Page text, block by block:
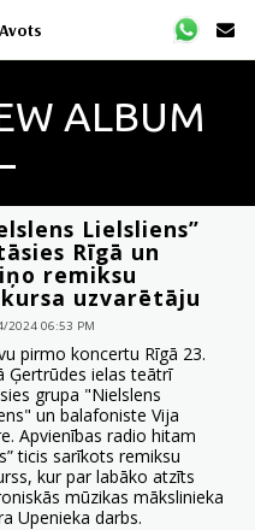
ALBUM
Lielsliens”
Rīgā un
remiksu
uzvarētāju
2024 06:53 PM
pirmo koncertu Rīgā 23.
Ģertrūdes ielas teātrī
grupa "Nielslens
un balafoniste Vija
Apvienības radio hitam
ticis sarīkots remiksu
kur par labāko atzīts
mūzikas mākslinieka
Upenieka darbs.